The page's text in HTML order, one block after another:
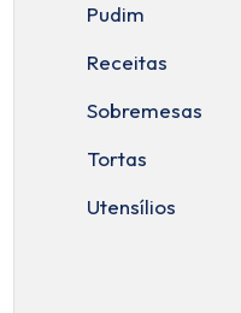
Pudim
Receitas
Sobremesas
Tortas
Utensílios